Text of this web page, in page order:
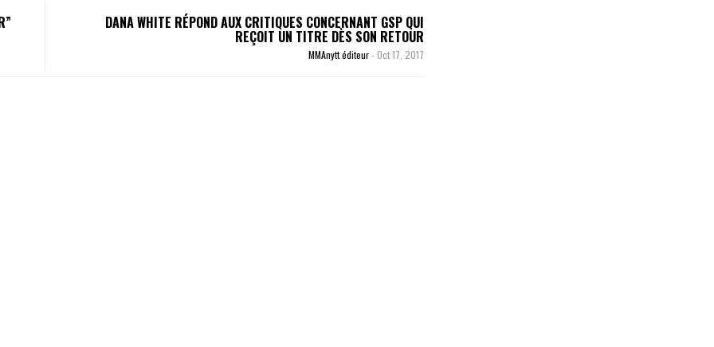
DANA WHITE RÉPOND AUX CRITIQUES CONCERNANT GSP QUI
REÇOIT UN TITRE DÈS SON RETOUR
MMAnytt éditeur- Oct 17, 2017